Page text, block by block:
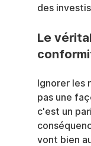
des
Le
Ignorer les
pas une
c'est un
vont bien